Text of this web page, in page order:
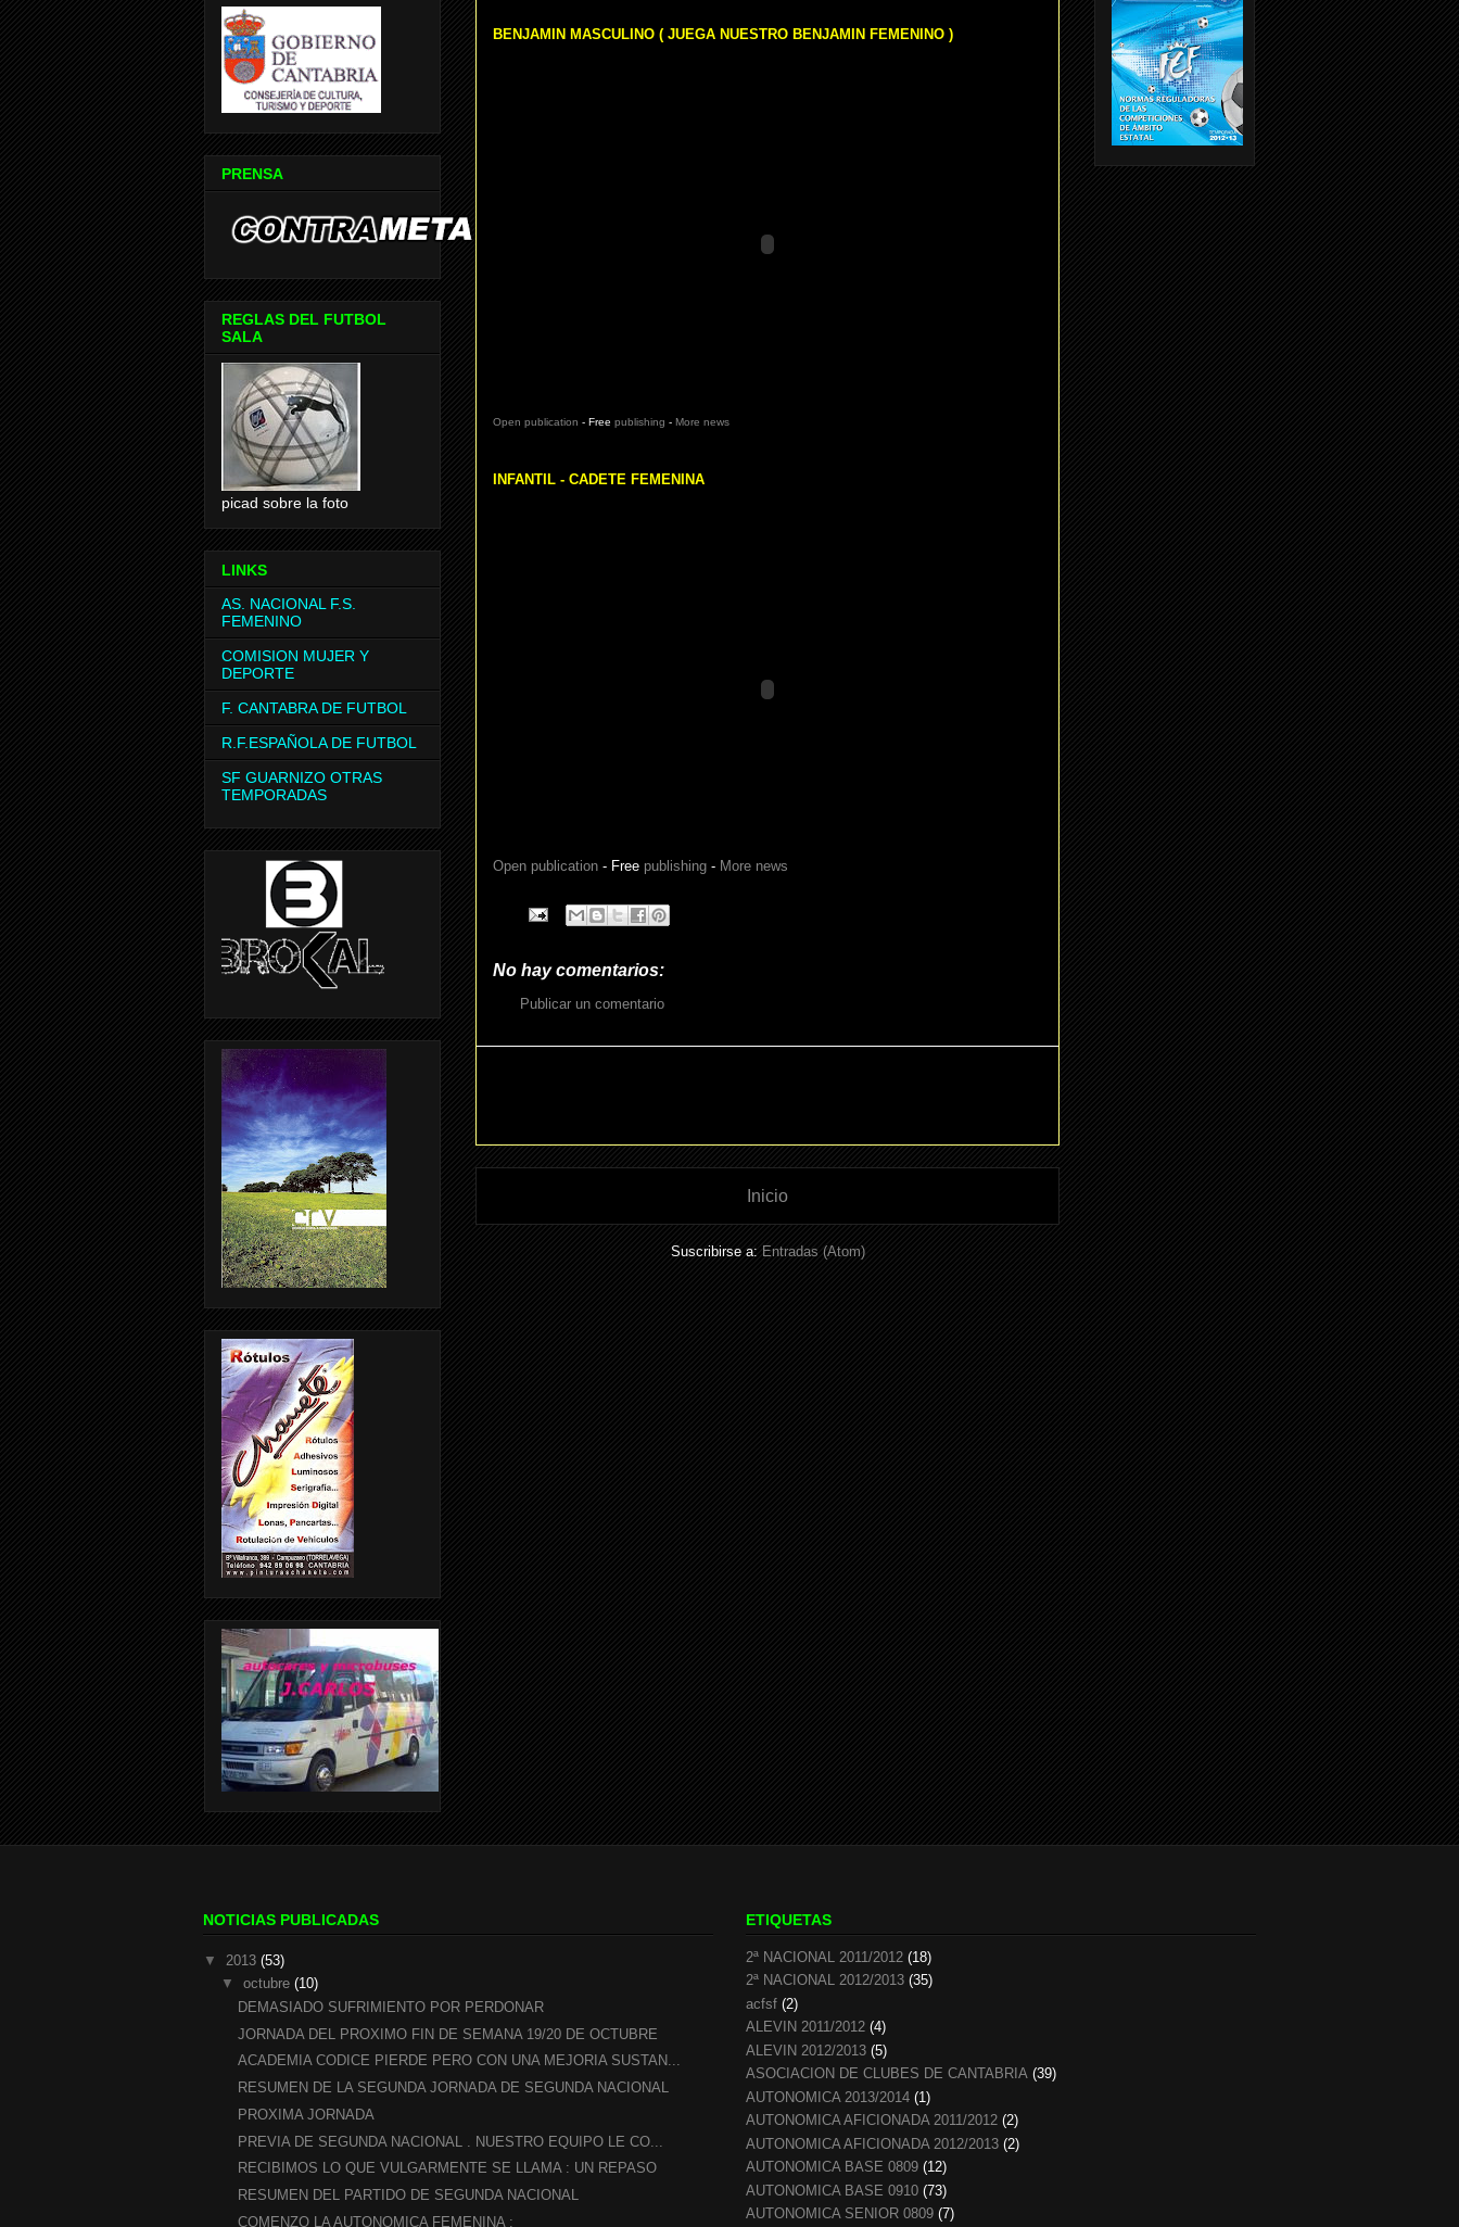
BENJAMIN MASCULINO ( JUEGA NUESTRO BENJAMIN FEMENINO )
Open publication - Free publishing - More news
INFANTIL - CADETE FEMENINA
Open publication - Free publishing - More news
No hay comentarios:
Publicar un comentario
Inicio
Suscribirse a: Entradas (Atom)
PRENSA
REGLAS DEL FUTBOL
SALA
picad sobre la foto
LINKS
AS. NACIONAL F.S.
FEMENINO
COMISION MUJER Y
DEPORTE
F. CANTABRA DE FUTBOL
R.F.ESPAÑOLA DE FUTBOL
SF GUARNIZO OTRAS
TEMPORADAS
NOTICIAS PUBLICADAS
▼ 2013 (53)
▼ octubre (10)
DEMASIADO SUFRIMIENTO POR PERDONAR
JORNADA DEL PROXIMO FIN DE SEMANA 19/20 DE OCTUBRE
ACADEMIA CODICE PIERDE PERO CON UNA MEJORIA SUSTAN...
RESUMEN DE LA SEGUNDA JORNADA DE SEGUNDA NACIONAL
PROXIMA JORNADA
PREVIA DE SEGUNDA NACIONAL . NUESTRO EQUIPO LE CO...
RECIBIMOS LO QUE VULGARMENTE SE LLAMA : UN REPASO
RESUMEN DEL PARTIDO DE SEGUNDA NACIONAL
COMENZO LA AUTONOMICA FEMENINA :
ETIQUETAS
2ª NACIONAL 2011/2012 (18)
2ª NACIONAL 2012/2013 (35)
acfsf (2)
ALEVIN 2011/2012 (4)
ALEVIN 2012/2013 (5)
ASOCIACION DE CLUBES DE CANTABRIA (39)
AUTONOMICA 2013/2014 (1)
AUTONOMICA AFICIONADA 2011/2012 (2)
AUTONOMICA AFICIONADA 2012/2013 (2)
AUTONOMICA BASE 0809 (12)
AUTONOMICA BASE 0910 (73)
AUTONOMICA SENIOR 0809 (7)